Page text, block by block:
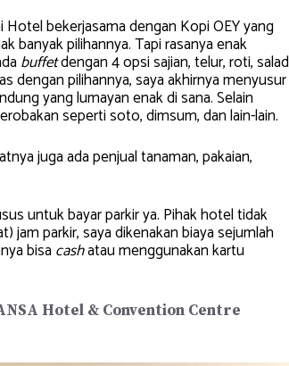
Hotel bekerjasama dengan Kopi OEY yang
banyak pilihannya. Tapi rasanya enak
buffetdengan 4 opsi sajian, telur, roti, salad
dengan pilihannya, saya akhirnya menyusur
yang lumayan enak di sana. Selain
seperti soto, dimsum, dan lain-lain.
juga ada penjual tanaman, pakaian,
untuk bayar parkir ya. Pihak hotel tidak
jam parkir, saya dikenakan biaya sejumlah
bisa cashatau menggunakan kartu
Hotel & Convention Centre